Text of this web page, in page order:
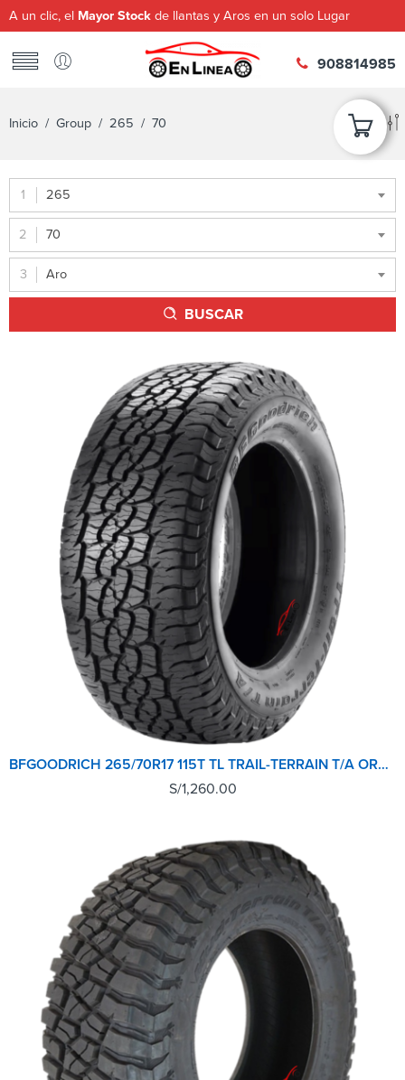
A un clic, el Mayor Stock de llantas y Aros en un solo Lugar
908814985
Inicio / Group / 265 / 70
265
70
Aro
BUSCAR
BFGOODRICH 265/70R17 115T TL TRAIL-TERRAIN T/A ORWL GO
S/1,260.00